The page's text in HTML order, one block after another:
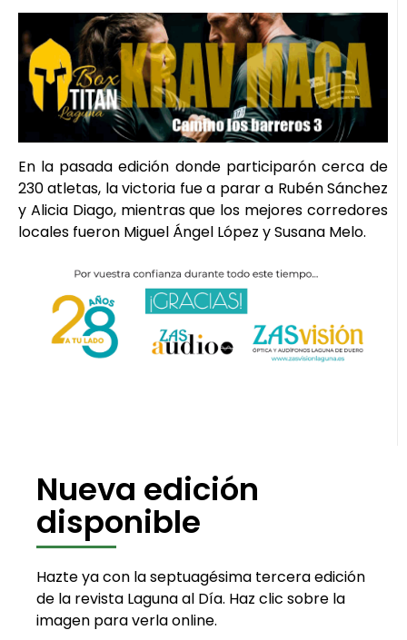
En la pasada edición donde participarón cerca de
230 atletas, la victoria fue a parar a Rubén Sánchez
y Alicia Diago, mientras que los mejores corredores
locales fueron Miguel Ángel López y Susana Melo.
Nueva edición
disponible
Hazte ya con la septuagésima tercera edición
de la revista Laguna al Día. Haz clic sobre la
imagen para verla online.